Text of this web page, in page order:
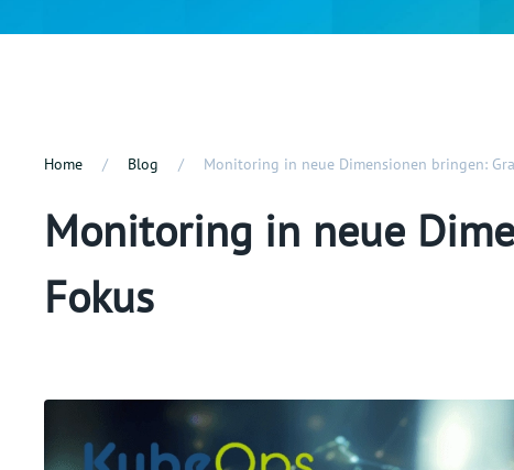
Home Blog Monitoring in neue Dimensionen bringen:
Monitoring in neue
Fokus